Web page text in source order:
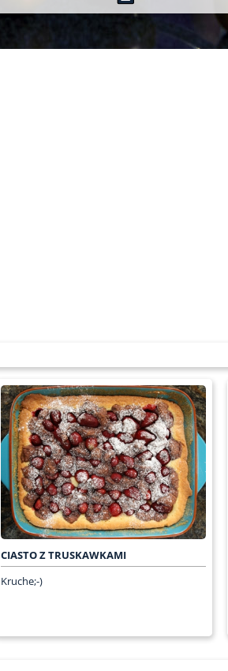
CIASTO Z TRUSKAWKAMI
Kruche;-)